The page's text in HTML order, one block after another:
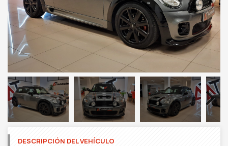
Next
Next
DESCRIPCIÓN DEL VEHÍCULO